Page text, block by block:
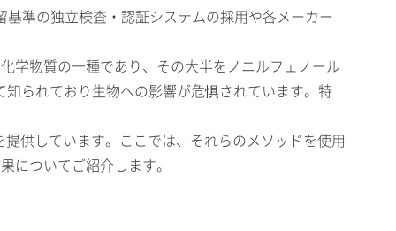
基準の独立検査・認証システムの採用や各メーカー
学物質の一種であり、その大半をノニルフェノール
られており生物への影響が危惧されています。特
供しています。ここでは、それらのメソッドを使用
についてご紹介します。